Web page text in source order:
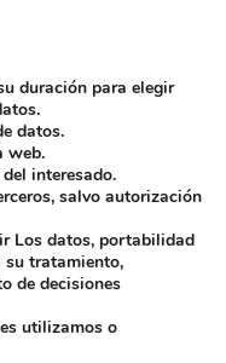
duración para elegir
datos.
web.
interesado.
salvo autorización
Los datos, portabilidad
su tratamiento,
de decisiones
utilizamos o